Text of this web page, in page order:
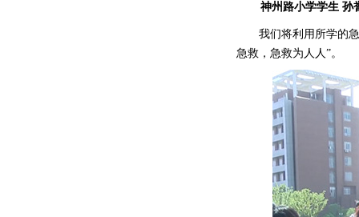
神州路小学学生 孙
我们将利用所学的
急救，急救为人人”。